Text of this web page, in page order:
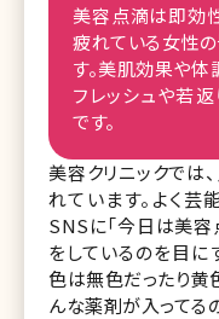
美容点滴は即効
疲れている女性
す。美肌効果や体
フレッシュや若
です。
美容クリニックでは
れています。よく芸
SNSに「今日は美容
をしているのを目
色は無色だったり黄
んな薬剤が入ってる